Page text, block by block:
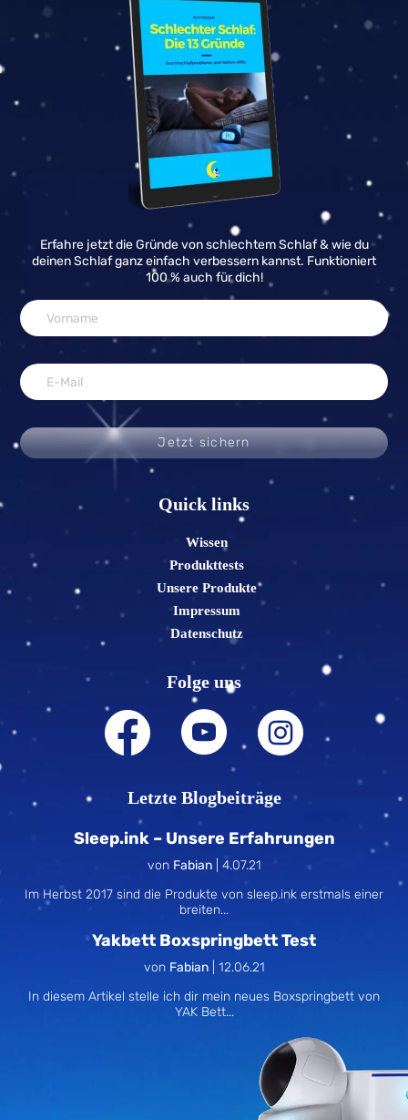
Erfahre jetzt die Gründe von schlechtem Schlaf & wie du
deinen Schlaf ganz einfach verbessern kannst. Funktioniert
100 % auch für dich!
Jetzt sichern
Quick links
Wissen
Produkttests
Unsere Produkte
Impressum
Datenschutz
Folge uns
Letzte Blogbeiträge
Sleep.ink – Unsere Erfahrungen
von Fabian| 4.07.21
Im Herbst 2017 sind die Produkte von sleep.ink erstmals einer
breiten...
Yakbett Boxspringbett Test
von Fabian| 12.06.21
In diesem Artikel stelle ich dir mein neues Boxspringbett von
YAK Bett...